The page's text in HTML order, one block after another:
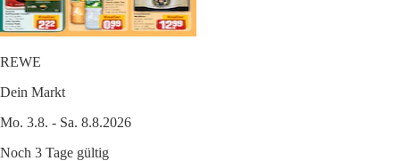
REWE
Dein Markt
Mo. 3.8. - Sa. 8.8.2026
Noch 3 Tage gültig